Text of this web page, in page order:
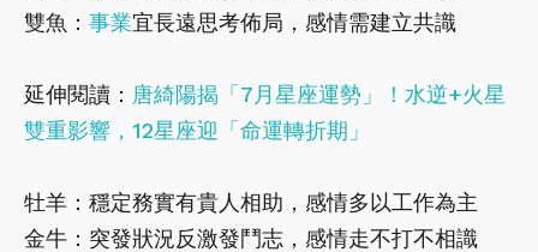
雙魚： 事業宜長遠思考佈局，感情需建立共識
延伸閱讀： 唐綺陽揭「7月星座運勢」！水逆+火星
雙重影響，12星座迎「命運轉折期」
牡羊：穩定務實有貴人相助，感情多以工作為主
金牛：突發狀況反激發鬥志，感情走不打不相識